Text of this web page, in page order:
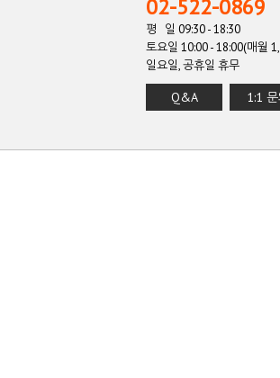
02-522-0869
평 일 09:30 - 18:30
토요일 10:00 - 18:00(매월
일요일, 공휴일 휴무
Q&A 1:1 문